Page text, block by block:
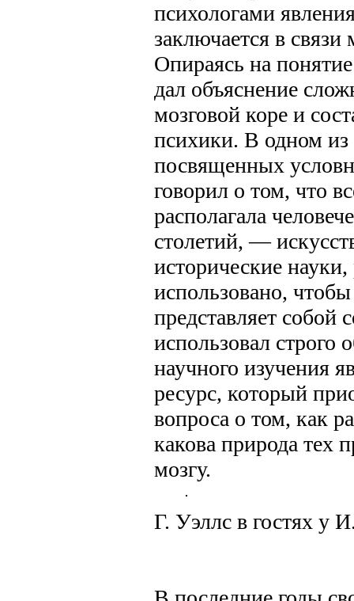
психологами
заключается в
Опираясь на
дал объяснение
мозговой коре и
психики. В одном из
посвященных
говорил о том, что
располагала
столетий, —
исторические
использовано,
представляет собой
использовал строго
научного изучения
ресурс, который
вопроса о том, как
какова природа тех
мозгу.
Г. Уэллс в гостях у